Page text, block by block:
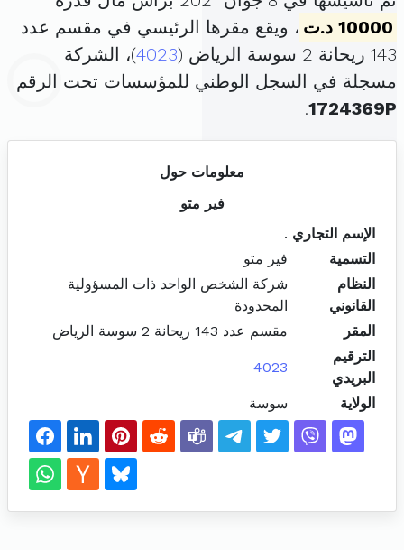
10000 د.ت
، ويقع مقرها الرئيسي في مقسم عدد
143 ريحانة 2 سوسة الرياض (
4023)، الشركة
مسجلة في السجل الوطني للمؤسسات تحت الرقم
1724369P
.
معلومات حول
فير متو
الإسم التجاري .
التسمية
فير متو
النظام
القانوني
شركة الشخص الواحد ذات المسؤولية
المحدودة
المقر
مقسم عدد 143 ريحانة 2 سوسة الرياض
الترقيم
البريدي
4023
الولاية سوسة